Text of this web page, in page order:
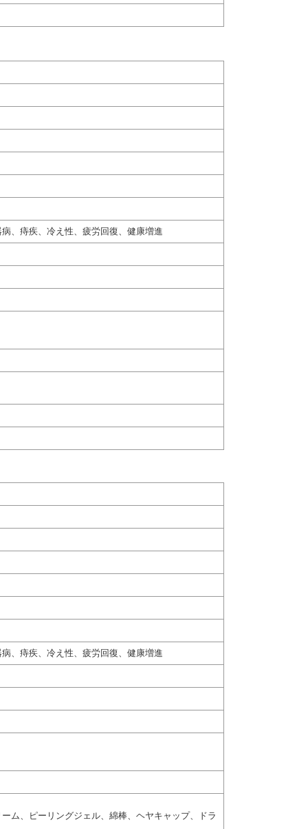
、痔疾、冷え性、疲労回復、健康増進
、痔疾、冷え性、疲労回復、健康増進
ム、ピーリングジェル、綿棒、ヘヤキャップ、ドラ